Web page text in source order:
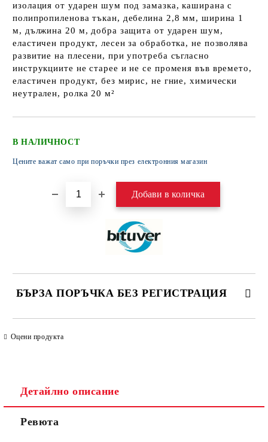
изолация от ударен шум под замазка, каширана с
полипропиленова тъкан, дебелина 2,8 мм, ширина 1
м, дължина 20 м, добра защита от ударен шум,
еластичен продукт, лесен за обработка, не позволява
развитие на плесени, при употреба съгласно
инструкциите не старее и не се променя във времето,
еластичен продукт, без мирис, не гние, химически
неутрален, ролка 20 м²
В НАЛИЧНОСТ
Цените важат само при поръчки през електронния магазин
БЪРЗА ПОРЪЧКА БЕЗ РЕГИСТРАЦИЯ
Оцени продукта
Детайлно описание
Ревюта